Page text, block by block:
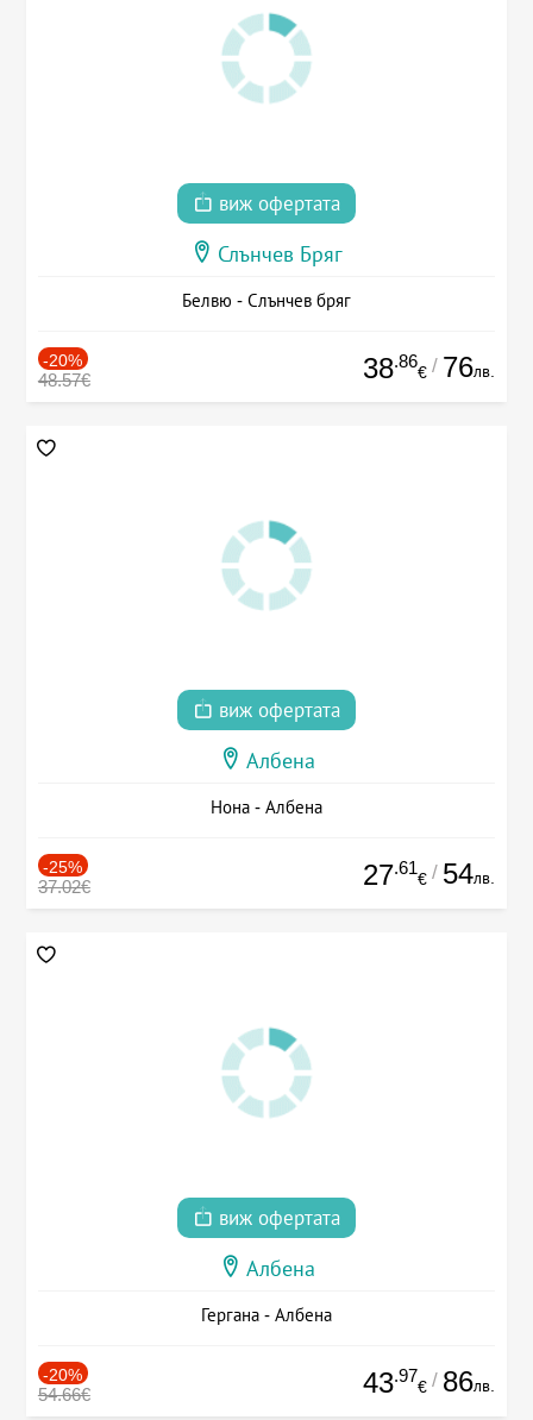
виж офертата
Слънчев Бряг
Белвю - Слънчев бряг
-20%
48.57€ 38.86
€ / 76лв.
виж офертата
Албена
Нона - Албена
-25%
37.02€ 27.61
€ / 54лв.
виж офертата
Албена
Гергана - Албена
-20%
54.66€ 43.97
€ / 86лв.